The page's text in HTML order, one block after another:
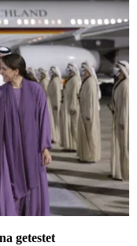
getestet